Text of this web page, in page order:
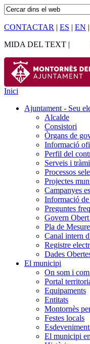
CONTACTAR | ES | EN |
MIDA DEL TEXT |
Inici
Ajuntament - Seu
Alcalde
Consistori
Òrgans de
Informació
Perfil del
Serveis i
Processos
Projectes
Campanyes
Informació
Preguntes
Govern
Pla de
Canal intern
Registre
Dades
El municipi
On som i
Portal
Equipaments
Entitats
Montornès
Festes locals
El municipi